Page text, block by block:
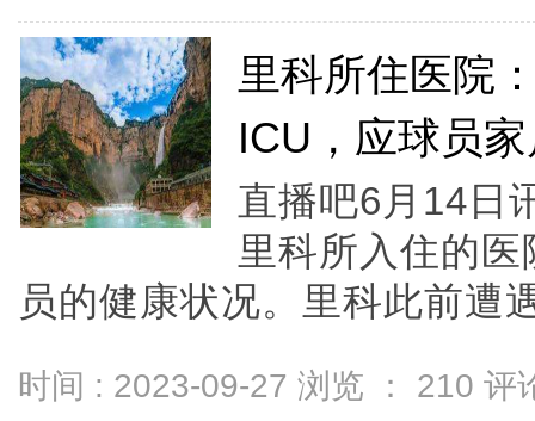
里科所住医院
ICU，应球员
直播吧6月14日
里科所入住的
员的健康状况。里科此前遭
时间 : 2023-09-27 浏览 ： 210 评